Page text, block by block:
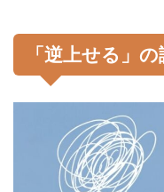
「逆上せる」